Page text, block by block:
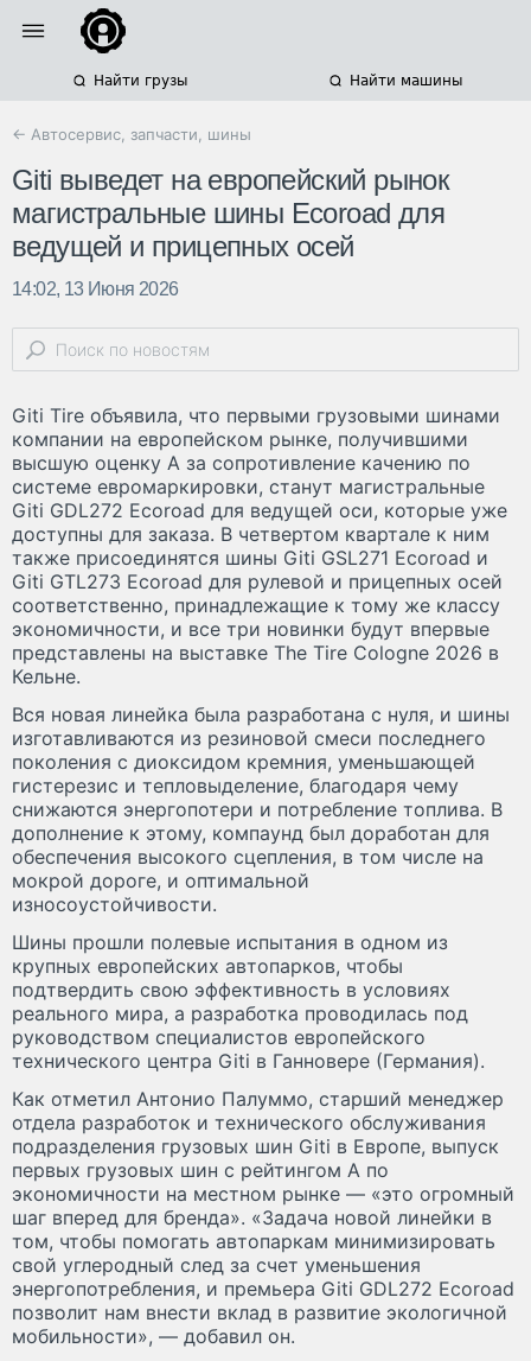
Найти грузы Найти машины
← Автосервис, запчасти, шины
Giti выведет на европейский рынок
магистральные шины Ecoroad для
ведущей и прицепных осей
14:02, 13 Июня 2026
Giti Tire объявила, что первыми грузовыми шинами
компании на европейском рынке, получившими
высшую оценку A за сопротивление качению по
системе евромаркировки, станут магистральные
Giti GDL272 Ecoroad для ведущей оси, которые уже
доступны для заказа. В четвертом квартале к ним
также присоединятся шины Giti GSL271 Ecoroad и
Giti GTL273 Ecoroad для рулевой и прицепных осей
соответственно, принадлежащие к тому же классу
экономичности, и все три новинки будут впервые
представлены на выставке The Tire Cologne 2026 в
Кельне.
Вся новая линейка была разработана с нуля, и шины
изготавливаются из резиновой смеси последнего
поколения с диоксидом кремния, уменьшающей
гистерезис и тепловыделение, благодаря чему
снижаются энергопотери и потребление топлива. В
дополнение к этому, компаунд был доработан для
обеспечения высокого сцепления, в том числе на
мокрой дороге, и оптимальной
износоустойчивости.
Шины прошли полевые испытания в одном из
крупных европейских автопарков, чтобы
подтвердить свою эффективность в условиях
реального мира, а разработка проводилась под
руководством специалистов европейского
технического центра Giti в Ганновере (Германия).
Как отметил Антонио Палуммо, старший менеджер
отдела разработок и технического обслуживания
подразделения грузовых шин Giti в Европе, выпуск
первых грузовых шин с рейтингом A по
экономичности на местном рынке — «это огромный
шаг вперед для бренда». «Задача новой линейки в
том, чтобы помогать автопаркам минимизировать
свой углеродный след за счет уменьшения
энергопотребления, и премьера Giti GDL272 Ecoroad
позволит нам внести вклад в развитие экологичной
мобильности», — добавил он.